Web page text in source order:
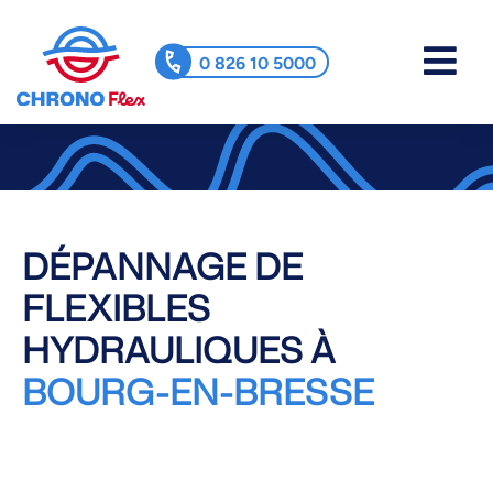
0 826 10 5000
DÉPANNAGE DE
FLEXIBLES
HYDRAULIQUES À
BOURG-EN-BRESSE